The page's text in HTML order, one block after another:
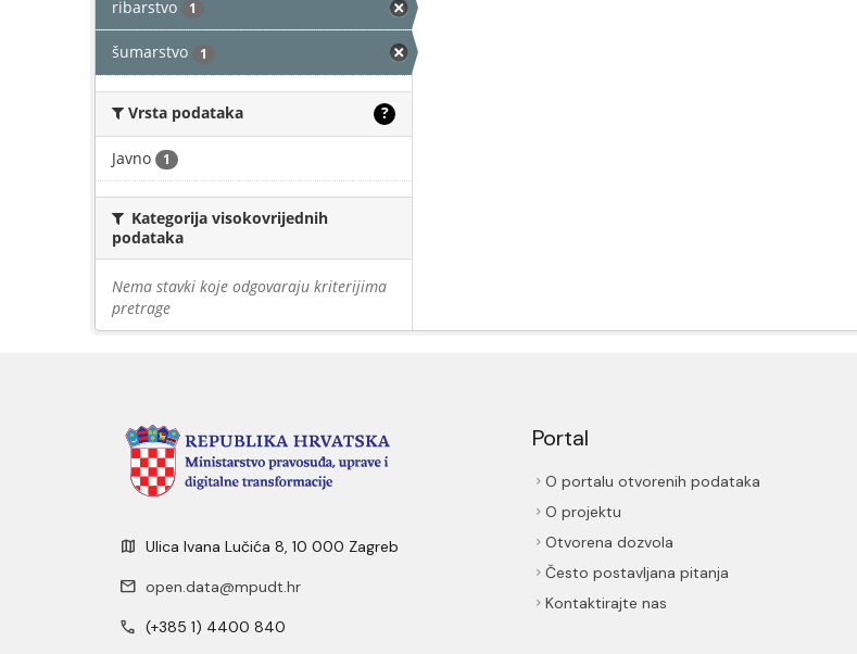
ribarstvo 1
šumarstvo 1
Vrsta podataka ?
Javno 1
Kategorija visokovrijednih
podataka
Nema stavki koje odgovaraju kriterijima
pretrage